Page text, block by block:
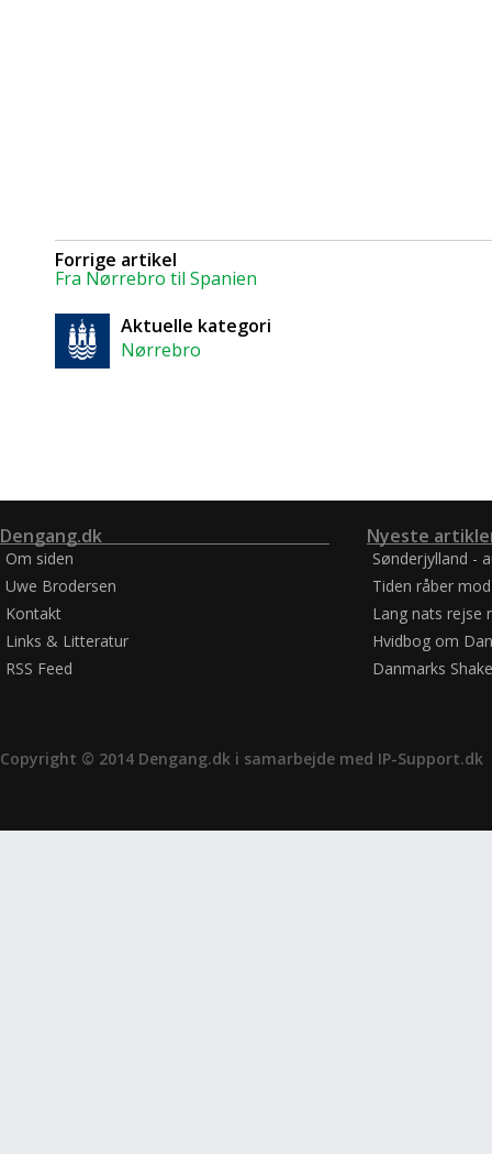
Forrige artikel
Fra Nørrebro til Spanien
Aktuelle kategori
Nørrebro
Dengang.dk
Om siden
Uwe Brodersen
Kontakt
Links & Litteratur
RSS Feed
Nyeste
Sønderjylland -
Tiden råber
Lang nats rejse
Hvidbog om
Danmarks
Copyright © 2014 Dengang.dk i samarbejde med IP-Support.dk